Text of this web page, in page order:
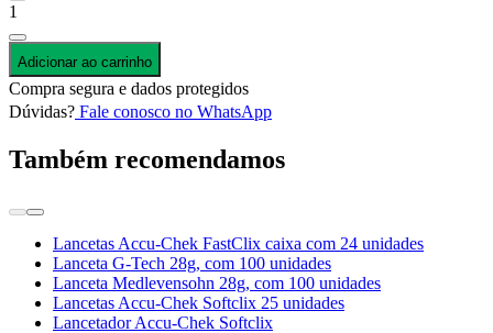
1
Adicionar ao carrinho
Compra segura e dados protegidos
Dúvidas? Fale conosco no WhatsApp
Também recomendamos
Lancetas Accu-Chek FastClix caixa com 24 unidades
Lanceta G-Tech 28g, com 100 unidades
Lanceta Medlevensohn 28g, com 100 unidades
Lancetas Accu-Chek Softclix 25 unidades
Lancetador Accu-Chek Softclix